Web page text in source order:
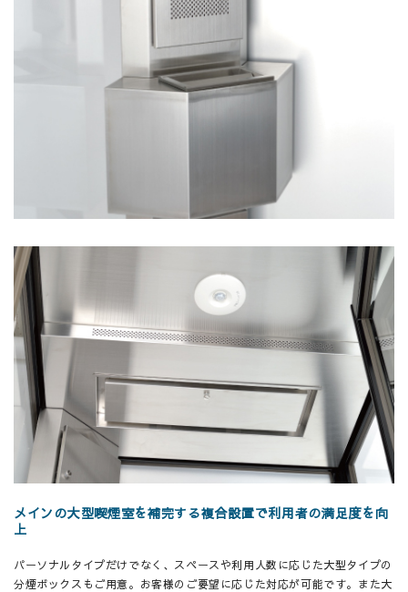
メインの大型喫煙室を補完する複合設置で利用者の満足度を向
上
パーソナルタイプだけでなく、スペースや利用人数に応じた大型タイプの
分煙ボックスもご用意。お客様のご要望に応じた対応が可能です。また大